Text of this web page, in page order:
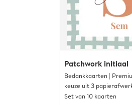
Patchwork initiaal
Bedankkaarten |
keuze uit 3
Set van 10 kaarten